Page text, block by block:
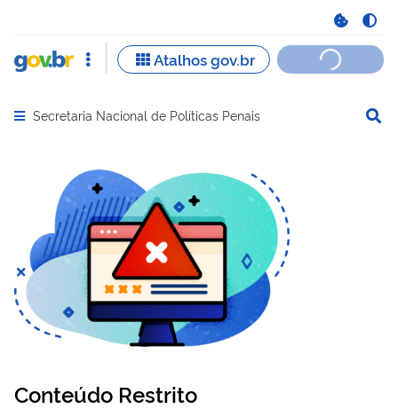
Abrir menu principal de navegação
Secretaria Nacional de Políticas Penais
Conteúdo Restrito